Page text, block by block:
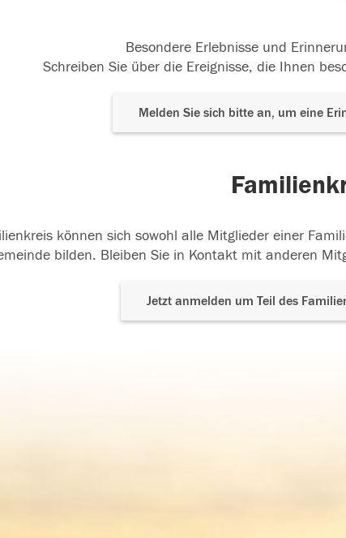
Besondere Erlebnisse und
Schreiben Sie über die Ereignisse, die Ihnen
Melden Sie sich bitte an, um eine
können sich sowohl alle Mitglieder einer
bilden. Bleiben Sie in Kontakt mit anderen
Jetzt anmelden um Teil des